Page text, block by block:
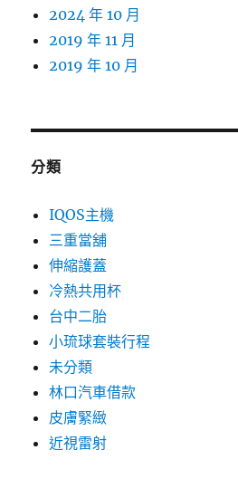
2024 年 10 月
2019 年 11 月
2019 年 10 月
分類
IQOS主機
三重當舖
伸縮護蓋
冷熱共用杯
台中二胎
小琉球套裝行程
未分類
林口汽車借款
皮膚緊緻
近視雷射